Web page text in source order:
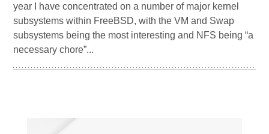
year I have concentrated on a number of major kernel
subsystems within FreeBSD, with the VM and Swap
subsystems being the most interesting and NFS being “a
necessary chore”...